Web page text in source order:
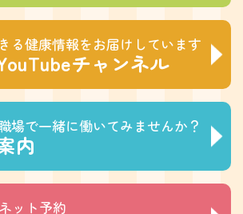
る健康情報をお届けしています
チャンネル
場で一緒に働いてみませんか？
内
ット予約